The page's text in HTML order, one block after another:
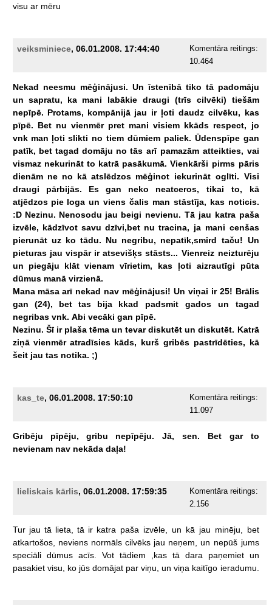
visu ar mēru
veiksminiece, 06.01.2008. 17:44:40
Komentāra reitings:
10.464
Nekad neesmu mēģinājusi. Un īstenībā tiko tā padomāju
un sapratu, ka mani labākie draugi (trīs cilvēki)
tiešām
nepīpē. Protams, kompānijā jau ir ļoti daudz cilvēku, kas
pīpē. Bet nu vienmēr pret mani visiem kkāds respect,
jo
vnk man ļoti slikti no tiem dūmiem paliek. Ūdenspīpe gan
patīk, bet tagad domāju no tās arī pamazām atteikties, vai
vismaz nekurināt to katrā pasākumā. Vienkārši pirms pāris
dienām ne no kā atslēdzos mēģinot iekurināt oglīti. Visi
draugi
pārbijās. Es gan neko neatceros, tikai to,
kā
atjēdzos pie loga un viens čalis man stāstīja, kas noticis.
:D Nezinu. Nenosodu jau beigi nevienu. Tā jau katra paša
izvēle, kādzīvot savu dzīvi,bet nu tracina, ja mani cenšas
pierunāt uz ko tādu. Nu negribu, nepatīk,smird taču! Un
pieturas jau vispār ir atsevišķs stāsts... Vienreiz neizturēju
un
piegāju klāt vienam vīrietim, kas ļoti aizrautīgi
pūta
dūmus manā virzienā.
Mana māsa arī nekad nav mēģinājusi! Un viņai ir 25! Brālis
gan
(24), bet tas bija kkad padsmit gados un
tagad
negribas vnk. Abi vecāki gan pīpē.
Nezinu. Šī ir plaša tēma un tevar diskutēt un diskutēt. Katrā
ziņā vienmēr atradīsies kāds, kurš gribēs pastrīdēties, kā
šeit jau tas notika. ;)
kas_te, 06.01.2008. 17:50:10
Komentāra reitings:
11.097
Gribēju pīpēju, gribu nepīpēju. Jā, sen. Bet gar
to
nevienam nav nekāda daļa!
lieliskais kārlis, 06.01.2008. 17:59:35
Komentāra reitings:
2.156
Tur jau tā lieta, tā ir katra paša izvēle, un kā jau minēju,
bet
atkartošos,
neviens normāls cilvēks jau neņem, un nepūš jums
speciāli dūmus acīs. Vot tādiem ,kas tā dara paņemiet un
pasakiet visu, ko jūs domājat par viņu, un viņa kaitīgo ieradumu.